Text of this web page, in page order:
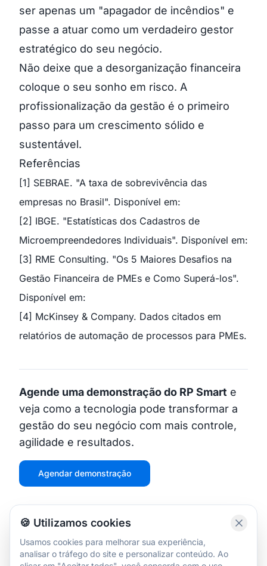
ser apenas um "apagador de incêndios" e
passe a atuar como um verdadeiro gestor
estratégico do seu negócio.
Não deixe que a desorganização financeira
coloque o seu sonho em risco. A
profissionalização da gestão é o primeiro
passo para um crescimento sólido e
sustentável.
Referências
[1] SEBRAE. "A taxa de sobrevivência das
empresas no Brasil". Disponível em:
[2] IBGE. "Estatísticas dos Cadastros de
Microempreendedores Individuais". Disponível em:
[3] RME Consulting. "Os 5 Maiores Desafios na
Gestão Financeira de PMEs e Como Superá-los".
Disponível em:
[4] McKinsey & Company. Dados citados em
relatórios de automação de processos para PMEs.
Agende uma demonstração do RP Smart e
veja como a tecnologia pode transformar a
gestão do seu negócio com mais controle,
agilidade e resultados.
Agendar demonstração
gestão financeira fluxo de caixa
pequenas empresas
mei
rp smart
automação financeira
🍪 Utilizamos cookies
Usamos cookies para melhorar sua experiência,
analisar o tráfego do site e personalizar conteúdo. Ao